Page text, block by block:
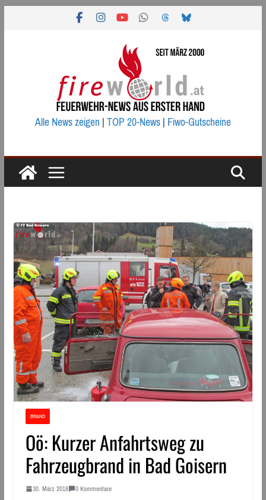
Alle News zeigen|TOP 20-News|Fiwo-Gutscheine
BRAND
Oö: Kurzer Anfahrtsweg zu
Fahrzeugbrand in Bad Goisern
30. März 2018 0 Kommentare